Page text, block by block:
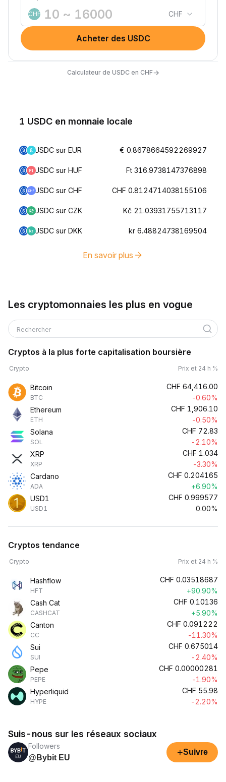
CHF CHF
Acheter des USDC
Calculateur de USDC en CHF→
1 USDC en monnaie locale
USDC sur EUR € 0.8678664592269927
USDC sur HUF Ft 316.9738147376898
USDC sur CHF CHF 0.8124714038155106
USDC sur CZK Kč 21.03931755713117
USDC sur DKK kr 6.48824738169504
En savoir plus
Les cryptomonnaies les plus en vogue
Rechercher
Cryptos à la plus forte capitalisation boursière
Crypto Prix et 24 h %
Bitcoin
BTC
CHF 64,416.00
-0.60%
Ethereum
ETH
CHF 1,906.10
-0.50%
Solana
SOL
CHF 72.83
-2.10%
XRP
XRP
CHF 1.034
-3.30%
Cardano
ADA
CHF 0.204165
+6.90%
USD1
USD1
CHF 0.999577
0.00%
Cryptos tendance
Crypto Prix et 24 h %
Hashflow
HFT
CHF 0.03518687
+90.90%
Cash Cat
CASHCAT
CHF 0.10136
+5.90%
Canton
CC
CHF 0.091222
-11.30%
Sui
SUI
CHF 0.675014
-2.40%
Pepe
PEPE
CHF 0.00000281
-1.90%
Hyperliquid
HYPE
CHF 55.98
-2.20%
Suis-nous sur les réseaux sociaux
Followers
@Bybit EU
+Suivre